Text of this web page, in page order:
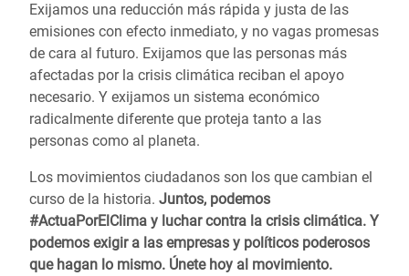
Exijamos una reducción más rápida y justa de las
emisiones con efecto inmediato, y no vagas promesas
de cara al futuro. Exijamos que las personas más
afectadas por la crisis climática reciban el apoyo
necesario. Y exijamos un sistema económico
radicalmente diferente que proteja tanto a las
personas como al planeta.
Los movimientos ciudadanos son los que cambian el
curso de la historia. Juntos, podemos
#ActuaPorElClima y luchar contra la crisis climática. Y
podemos exigir a las empresas y políticos poderosos
que hagan lo mismo. Únete hoy al movimiento.